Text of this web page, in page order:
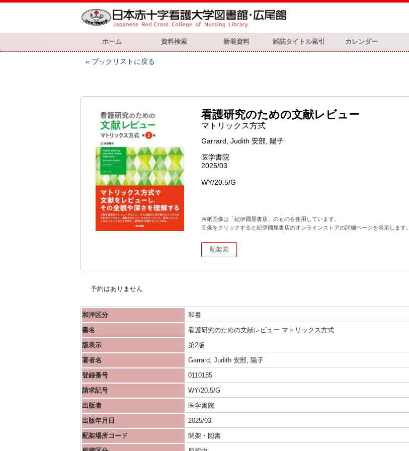
ホーム 資料検索 新着資料 雑誌タイトル索引 カレンダー
ブックリストに戻る
看護研究のための文献レビュー
マトリックス方式
Garrard, Judith 安部, 陽子
医学書院
2025/03
WY/20.5/G
表紙画像は「紀伊國屋書店」のものを使用しています。
画像をクリックすると紀伊國屋書店のオンラインストアの詳細ページを表示します。
配架図
予約はありません
和洋区分
和書
書名
看護研究のための文献レビュー マトリックス方式
版表示
第2版
著者名
Garrard, Judith 安部, 陽子
登録番号
0110185
請求記号
WY/20.5/G
出版者
医学書院
出版年月日
2025/03
配架場所コード
開架・図書